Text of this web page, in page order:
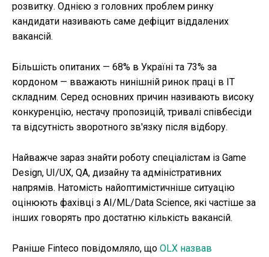
розвитку. Однією з головних проблем ринку
кандидати називають саме дефіцит віддалених
вакансій.
Більшість опитаних — 68% в Україні та 73% за
кордоном — вважають нинішній ринок праці в IT
складним. Серед основних причин називають високу
конкуренцію, нестачу пропозицій, тривалі співбесіди
та відсутність зворотного зв'язку після відбору.
Найважче зараз знайти роботу спеціалістам із Game
Design, UI/UX, QA, дизайну та адміністративних
напрямів. Натомість найоптимістичніше ситуацію
оцінюють фахівці з AI/ML/Data Science, які частіше за
інших говорять про достатню кількість вакансій.
Раніше Finteco повідомляло, що OLX назвав